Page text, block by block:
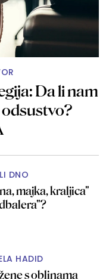
Da li nam
DNO
majka, kraljica"
HADID
s oblinama